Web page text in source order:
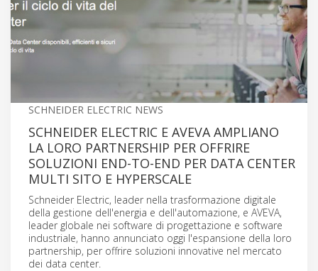
SCHNEIDER ELECTRIC NEWS
SCHNEIDER ELECTRIC E AVEVA AMPLIANO
LA LORO PARTNERSHIP PER OFFRIRE
SOLUZIONI END-TO-END PER DATA CENTER
MULTI SITO E HYPERSCALE
Schneider Electric, leader nella trasformazione digitale
della gestione dell'energia e dell'automazione, e AVEVA,
leader globale nei software di progettazione e software
industriale, hanno annunciato oggi l'espansione della loro
partnership, per offrire soluzioni innovative nel mercato
dei data center.